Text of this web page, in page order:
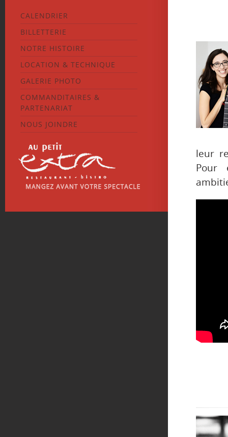
CALENDRIER
BILLETTERIE
NOTRE HISTOIRE
LOCATION & TECHNIQUE
GALERIE PHOTO
COMMANDITAIRES &
PARTENARIAT
NOUS JOINDRE
leur
Pour